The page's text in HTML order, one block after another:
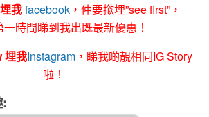
我facebook ，仲要撳埋”see first”，
時間睇到我出既最新優惠！
埋我Instagram ，睇我啲靚相同IG Story
啦！